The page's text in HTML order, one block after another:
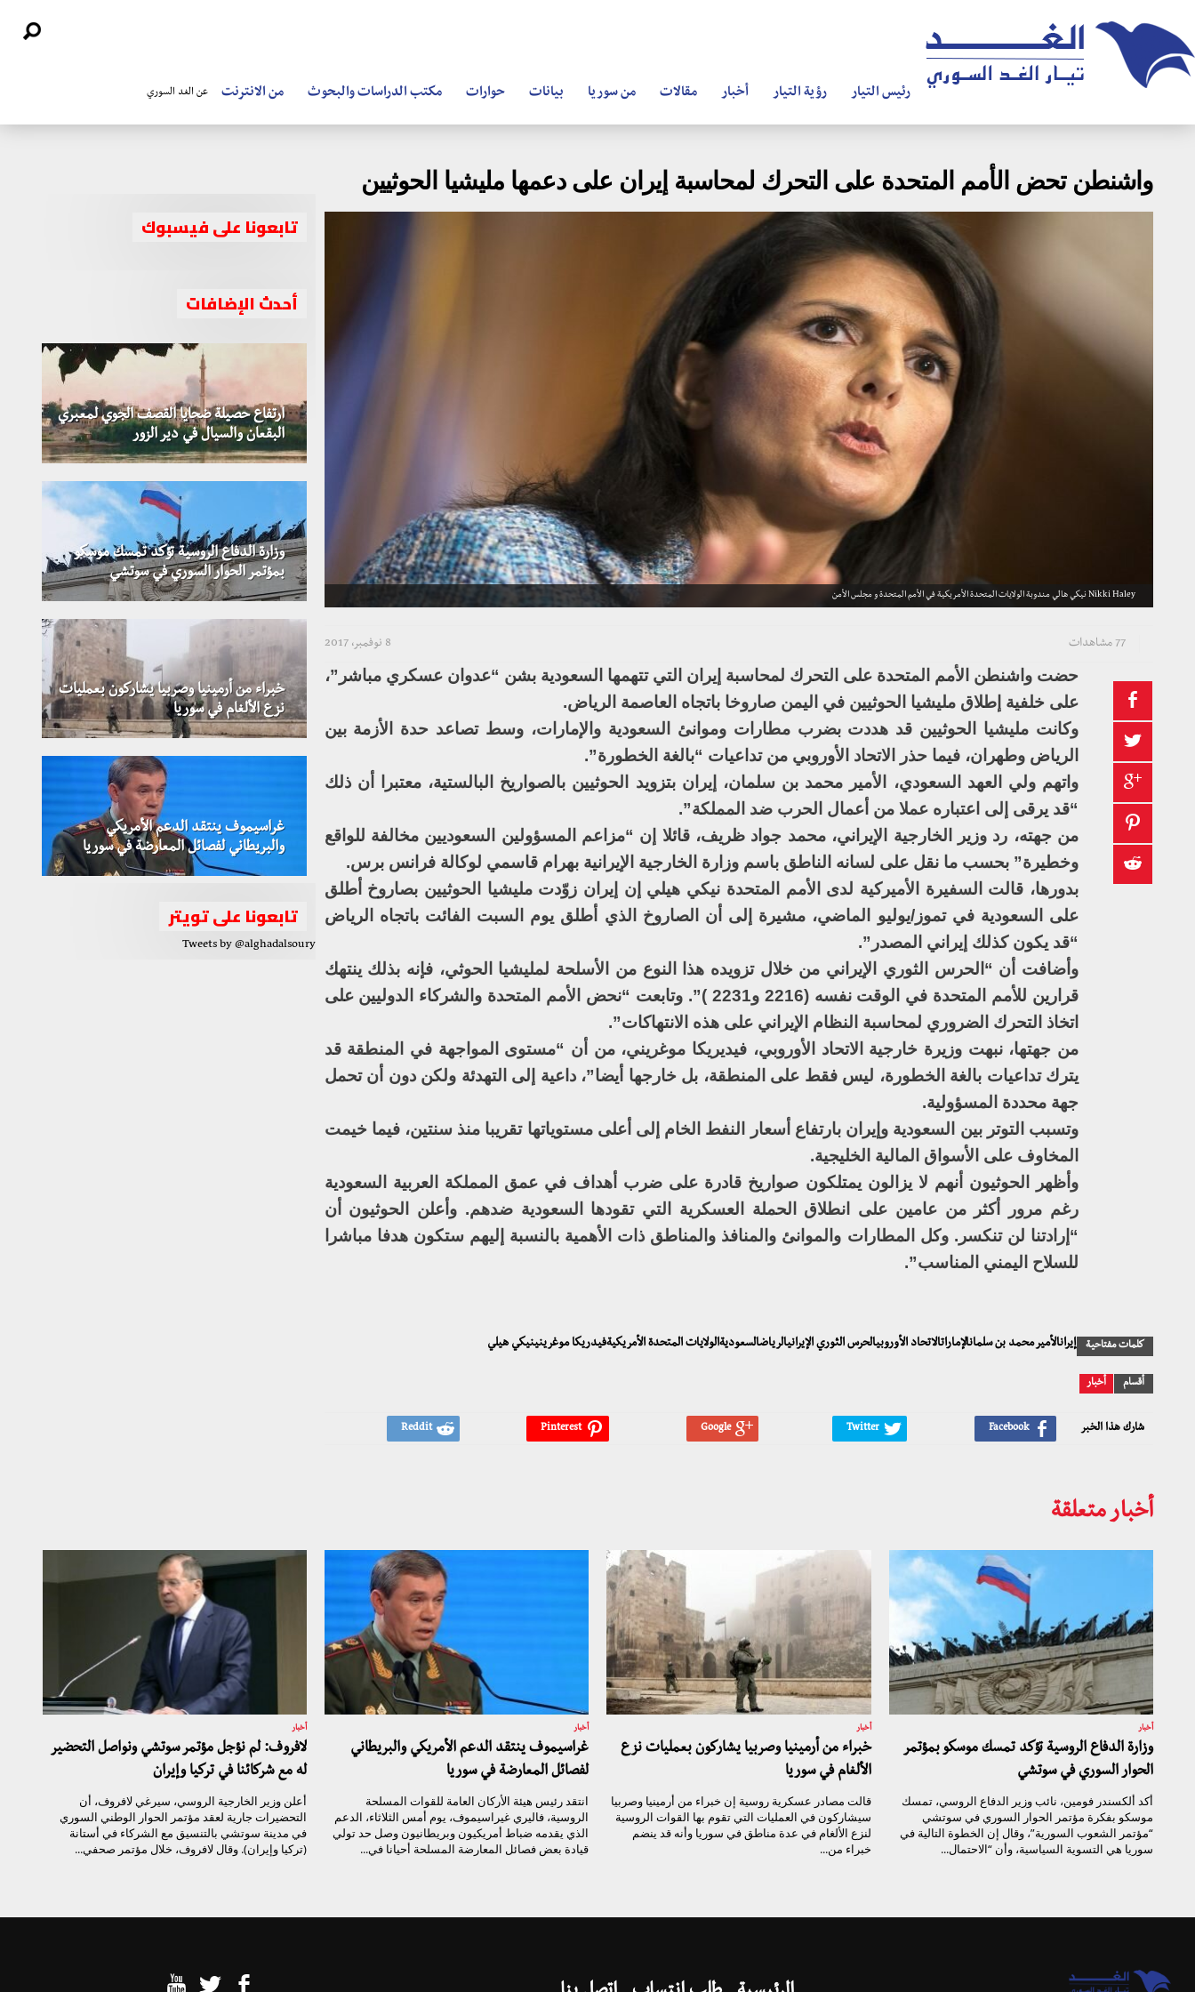
رئيس التيار رؤية التيار أخبار مقالات من سوريا بيانات حوارات مكتب الدراسات والبحوث من الانترنت عن الغد السوري
واشنطن تحض الأمم المتحدة على التحرك لمحاسبة إيران على دعمها مليشيا الحوثيين
Nikki Haley نيكي هالي مندوبة الولايات المتحدة الأمريكية في الأمم المتحدة و مجلس الأمن
8 نوفمبر، 2017 77 مشاهدات
حضت واشنطن الأمم المتحدة على التحرك لمحاسبة إيران التي تتهمها السعودية بشن “عدوان عسكري مباشر”،
على خلفية إطلاق مليشيا الحوثيين في اليمن صاروخا باتجاه العاصمة الرياض.
وكانت مليشيا الحوثيين قد هددت بضرب مطارات وموانئ السعودية والإمارات، وسط تصاعد حدة الأزمة بين
الرياض وطهران، فيما حذر الاتحاد الأوروبي من تداعيات “بالغة الخطورة”.
واتهم ولي العهد السعودي، الأمير محمد بن سلمان، إيران بتزويد الحوثيين بالصواريخ البالستية، معتبرا أن ذلك
“قد يرقى إلى اعتباره عملا من أعمال الحرب ضد المملكة”.
من جهته، رد وزير الخارجية الإيراني، محمد جواد ظريف، قائلا إن “مزاعم المسؤولين السعوديين مخالفة للواقع
وخطيرة” بحسب ما نقل على لسانه الناطق باسم وزارة الخارجية الإيرانية بهرام قاسمي لوكالة فرانس برس.
بدورها، قالت السفيرة الأميركية لدى الأمم المتحدة نيكي هيلي إن إيران زوّدت مليشيا الحوثيين بصاروخ أطلق
على السعودية في تموز/يوليو الماضي، مشيرة إلى أن الصاروخ الذي أطلق يوم السبت الفائت باتجاه الرياض
“قد يكون كذلك إيراني المصدر”.
وأضافت أن “الحرس الثوري الإيراني من خلال تزويده هذا النوع من الأسلحة لمليشيا الحوثي، فإنه بذلك ينتهك
قرارين للأمم المتحدة في الوقت نفسه (2216 و2231 )”. وتابعت “نحض الأمم المتحدة والشركاء الدوليين على
اتخاذ التحرك الضروري لمحاسبة النظام الإيراني على هذه الانتهاكات”.
من جهتها، نبهت وزيرة خارجية الاتحاد الأوروبي، فيديريكا موغريني، من أن “مستوى المواجهة في المنطقة قد
يترك تداعيات بالغة الخطورة، ليس فقط على المنطقة، بل خارجها أيضا”، داعية إلى التهدئة ولكن دون أن تحمل
جهة محددة المسؤولية.
وتسبب التوتر بين السعودية وإيران بارتفاع أسعار النفط الخام إلى أعلى مستوياتها تقريبا منذ سنتين، فيما خيمت
المخاوف على الأسواق المالية الخليجية.
وأظهر الحوثيون أنهم لا يزالون يمتلكون صواريخ قادرة على ضرب أهداف في عمق المملكة العربية السعودية
رغم مرور أكثر من عامين على انطلاق الحملة العسكرية التي تقودها السعودية ضدهم. وأعلن الحوثيون أن
“إرادتنا لن تنكسر. وكل المطارات والموانئ والمنافذ والمناطق ذات الأهمية بالنسبة إليهم ستكون هدفا مباشرا
للسلاح اليمني المناسب”.
كلمات مفتاحية إيرانالأمير محمد بن سلمانالإماراتالاتحاد الأوروبيالحرس الثوري الإيرانيالرياضالسعوديةالولايات المتحدة الأمريكيةفيدريكا موغرينينيكي هيلي
أقسام أخبار
شارك هذا الخبر
تابعونا على فيسبوك
أحدث الإضافات
ارتفاع حصيلة ضحايا القصف الجوي لمعبري
البقعان والسيال في دير الزور
وزارة الدفاع الروسية تؤكد تمسك موسكو
بمؤتمر الحوار السوري في سوتشي
خبراء من أرمينيا وصربيا يشاركون بعمليات
نزع الألغام في سوريا
غراسيموف ينتقد الدعم الأمريكي
والبريطاني لفصائل المعارضة في سوريا
تابعونا على تويتر
Tweets by @alghadalsoury
أخبار متعلقة
أخبار
وزارة الدفاع الروسية تؤكد تمسك موسكو بمؤتمر
الحوار السوري في سوتشي
أكد ألكسندر فومين، نائب وزير الدفاع الروسي، تمسك
موسكو بفكرة مؤتمر الحوار السوري في سوتشي
“مؤتمر الشعوب السورية”، وقال إن الخطوة التالية في
سوريا هي التسوية السياسية، وأن “الاحتمال...
أخبار
خبراء من أرمينيا وصربيا يشاركون بعمليات نزع
الألغام في سوريا
قالت مصادر عسكرية روسية إن خبراء من أرمينيا وصربيا
سيشاركون في العمليات التي تقوم بها القوات الروسية
لنزع الألغام في عدة مناطق في سوريا وأنه قد ينضم
خبراء من...
أخبار
غراسيموف ينتقد الدعم الأمريكي والبريطاني
لفصائل المعارضة في سوريا
انتقد رئيس هيئة الأركان العامة للقوات المسلحة
الروسية، فاليري غيراسيموف، يوم أمس الثلاثاء، الدعم
الذي يقدمه ضباط أمريكيون وبريطانيون وصل حد تولي
قيادة بعض فصائل المعارضة المسلحة أحيانا في...
أخبار
لافروف: لم نؤجل مؤتمر سوتشي ونواصل التحضير
له مع شركائنا في تركيا وإيران
أعلن وزير الخارجية الروسي، سيرغي لافروف، أن
التحضيرات جارية لعقد مؤتمر الحوار الوطني السوري
في مدينة سوتشي بالتنسيق مع الشركاء في أستانة
(تركيا وإيران). وقال لافروف، خلال مؤتمر صحفي...